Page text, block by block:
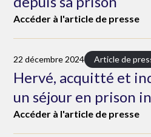
Accéder à l'article de presse
22 décembre 2024 Article de
Hervé, acquitté et
un séjour en prison
Accéder à l'article de presse